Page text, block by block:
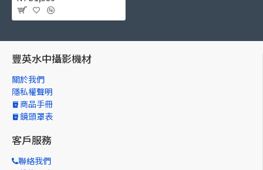
豐英水中攝影機材
關於我們
隱私權聲明
商品手冊
鏡頭罩表
客戶服務
聯絡我們